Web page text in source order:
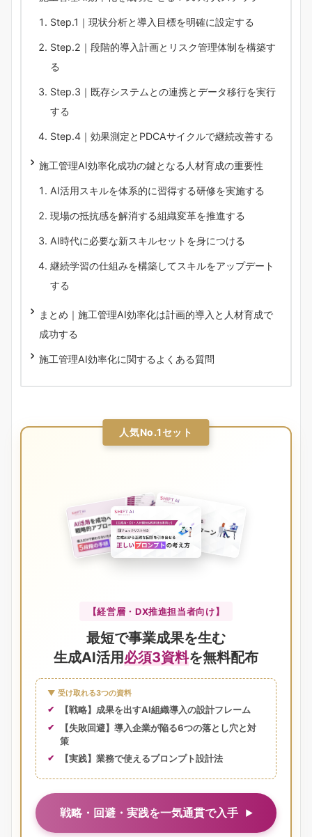
Step.1｜現状分析と導入目標を明確に設定する
Step.2｜段階的導入計画とリスク管理体制を構築す
る
Step.3｜既存システムとの連携とデータ移行を実行
する
Step.4｜効果測定とPDCAサイクルで継続改善する
施工管理AI効率化成功の鍵となる人材育成の重要性
AI活用スキルを体系的に習得する研修を実施する
現場の抵抗感を解消する組織変革を推進する
AI時代に必要な新スキルセットを身につける
継続学習の仕組みを構築してスキルをアップデート
する
まとめ｜施工管理AI効率化は計画的導入と人材育成で
成功する
施工管理AI効率化に関するよくある質問
人気No.1セット
【経営層・DX推進担当者向け】
最短で事業成果を生む
生成AI活用必須3資料を無料配布
▼ 受け取れる3つの資料
【戦略】成果を出すAI組織導入の設計フレーム
【失敗回避】導入企業が陥る6つの落とし穴と対
策
【実践】業務で使えるプロンプト設計法
戦略・回避・実践を一気通貫で入手